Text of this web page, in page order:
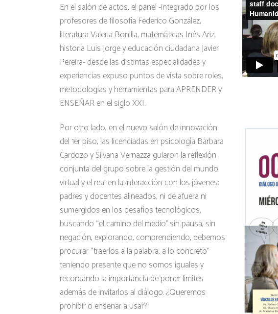
En el salón de actos, el panel -integrado por los
profesores de filosofía Federico González,
literatura Valeria Bonilla, matemáticas Inés Ariz,
historia Luis Jorge y educación ciudadana Javier
Pereira- desde las distintas especialidades y
experiencias expuso puntos de vista sobre roles,
metodologías y herramientas para APRENDER y
ENSEÑAR en el siglo XXI.
Por otro lado, en el nuevo salón de innovación
del 1er piso, las licenciadas en psicología Bárbara
Cardozo y Silvana Vernazza guiaron la reflexión
conjunta del grupo sobre la gestión del mundo
virtual y el real en la interacción con los jóvenes:
padres y docentes alineados, ni de afuera ni
sumergidos en los desafíos tecnológicos,
buscando “el camino del medio” sin pausa, sin
negación, explorando, comprendiendo, debemos
procurar “traerlos a la palabra, a lo concreto”
teniendo presente que no somos iguales y
recordando la importancia de poner límites
además de invitarlos al diálogo. ¿Queremos
prohibir o enseñar a usar?